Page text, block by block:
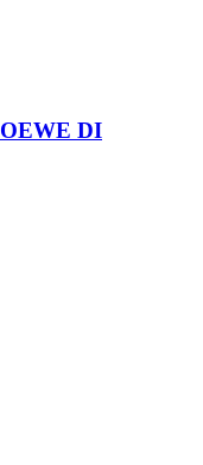
DI